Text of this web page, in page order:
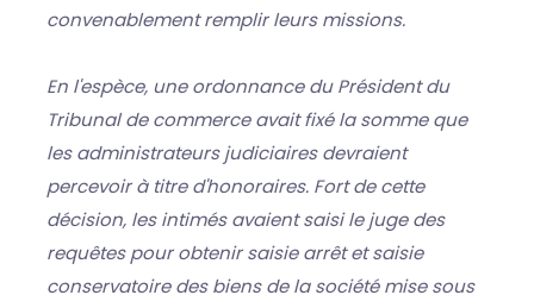
convenablement remplir leurs missions.
En l'espèce, une ordonnance du Président du
Tribunal de commerce avait fixé la somme que
les administrateurs judiciaires devraient
percevoir à titre d'honoraires. Fort de cette
décision, les intimés avaient saisi le juge des
requêtes pour obtenir saisie arrêt et saisie
conservatoire des biens de la société mise sous